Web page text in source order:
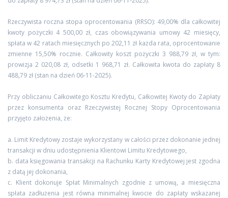
Rzeczywista roczna stopa oprocentowania (RRSO): 49,00% dla całkowitej
kwoty pożyczki 4 500,00 zł, czas obowiązywania umowy 42 miesięcy,
spłata w 42 ratach miesięcznych po 202,11 zł każda rata, oprocentowanie
zmienne 15,50% rocznie. Całkowity koszt pożyczki 3 988,79 zł, w tym:
prowizja 2 020,08 zł, odsetki 1 968,71 zł. Całkowita kwota do zapłaty 8
488,79 zł (stan na dzień 06-11-2025).
Przy obliczaniu Całkowitego Kosztu Kredytu, Całkowitej Kwoty do Zapłaty
przez konsumenta oraz Rzeczywistej Rocznej Stopy Oprocentowania
przyjęto założenia, że:
a. Limit Kredytowy zostaje wykorzystany w całości przez dokonanie jednej
transakcji w dniu udostępnienia Klientowi Limitu Kredytowego,
b. data księgowania transakcji na Rachunku Karty Kredytowej jest zgodna
z datą jej dokonania,
c. Klient dokonuje Spłat Minimalnych zgodnie z umową, a miesięczna
spłata zadłużenia jest równa minimalnej kwocie do zapłaty wskazanej